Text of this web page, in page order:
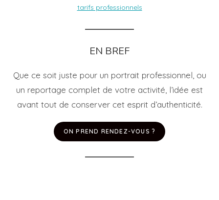
tarifs professionnels
EN BREF
Que ce soit juste pour un portrait professionnel, ou
un reportage complet de votre activité, l’idée est
avant tout de conserver cet esprit d’authenticité.
ON PREND RENDEZ-VOUS ?